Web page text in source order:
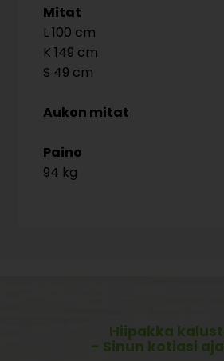
Mitat
100
149
49
Aukon mitat
Paino
94 kg
Hiipakka
- Sinun kotiasi